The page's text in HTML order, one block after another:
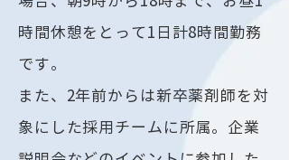
時間休憩をとって1日計8時間勤務
です。
また、2年前からは新卒薬剤師を対
象にした採用チームに所属。企業